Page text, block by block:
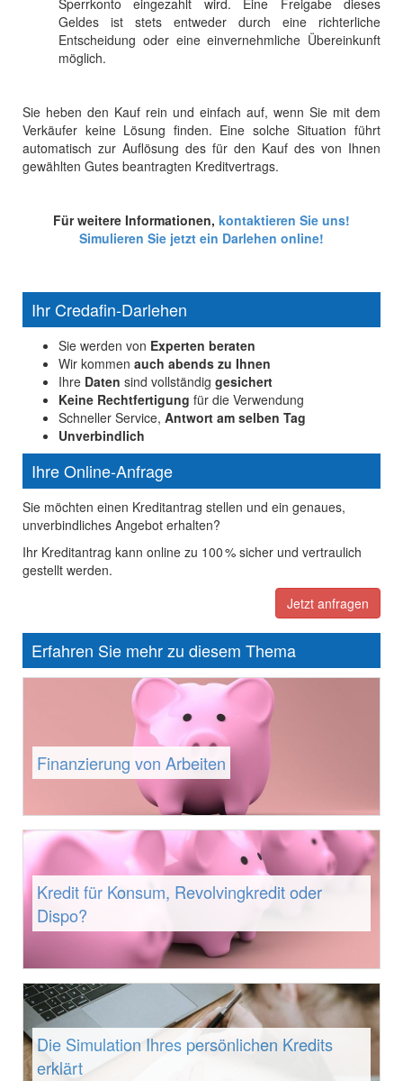
Sperrkonto eingezahlt wird. Eine Freigabe dieses
Geldes ist stets entweder durch eine richterliche
Entscheidung oder eine einvernehmliche Übereinkunft
möglich.
Sie heben den Kauf rein und einfach auf, wenn Sie mit dem
Verkäufer keine Lösung finden. Eine solche Situation führt
automatisch zur Auflösung des für den Kauf des von Ihnen
gewählten Gutes beantragten Kreditvertrags.
Für weitere Informationen, kontaktieren Sie uns!
Simulieren Sie jetzt ein Darlehen online!
Ihr Credafin-Darlehen
Sie werden von Experten beraten
Wir kommen auch abends zu Ihnen
Ihre Daten sind vollständig gesichert
Keine Rechtfertigung für die Verwendung
Schneller Service, Antwort am selben Tag
Unverbindlich
Ihre Online-Anfrage
Sie möchten einen Kreditantrag stellen und ein genaues,
unverbindliches Angebot erhalten?
Ihr Kreditantrag kann online zu 100 % sicher und vertraulich
gestellt werden.
Jetzt anfragen
Erfahren Sie mehr zu diesem Thema
Finanzierung von Arbeiten
Kredit für Konsum, Revolvingkredit oder
Dispo?
Die Simulation Ihres persönlichen Kredits
erklärt